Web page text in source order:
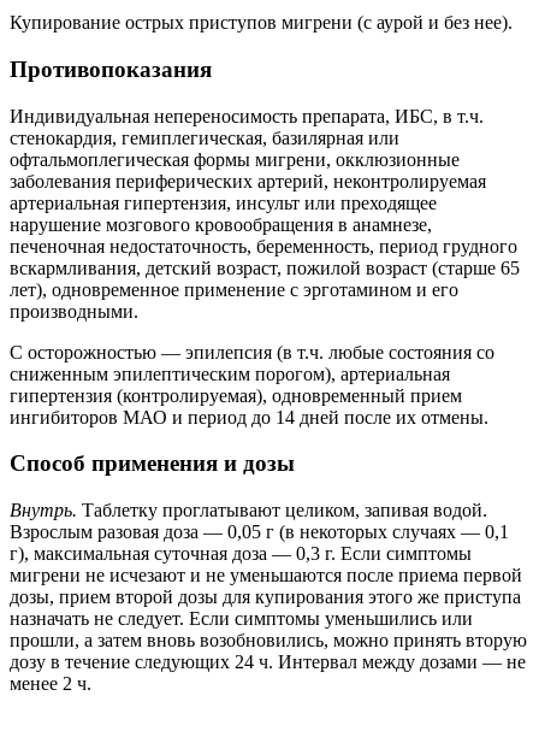
Купирование острых приступов мигрени (с аурой и без нее).
Противопоказания
Индивидуальная непереносимость препарата, ИБС, в т.ч.
стенокардия, гемиплегическая, базилярная или
офтальмоплегическая формы мигрени, окклюзионные
заболевания периферических артерий, неконтролируемая
артериальная гипертензия, инсульт или преходящее
нарушение мозгового кровообращения в анамнезе,
печеночная недостаточность, беременность, период грудного
вскармливания, детский возраст, пожилой возраст (старше 65
лет), одновременное применение с эрготамином и его
производными.
С осторожностью — эпилепсия (в т.ч. любые состояния со
сниженным эпилептическим порогом), артериальная
гипертензия (контролируемая), одновременный прием
ингибиторов МАО и период до 14 дней после их отмены.
Способ применения и дозы
Внутрь. Таблетку проглатывают целиком, запивая водой.
Взрослым разовая доза — 0,05 г (в некоторых случаях — 0,1
г), максимальная суточная доза — 0,3 г. Если симптомы
мигрени не исчезают и не уменьшаются после приема первой
дозы, прием второй дозы для купирования этого же приступа
назначать не следует. Если симптомы уменьшились или
прошли, а затем вновь возобновились, можно принять вторую
дозу в течение следующих 24 ч. Интервал между дозами — не
менее 2 ч.